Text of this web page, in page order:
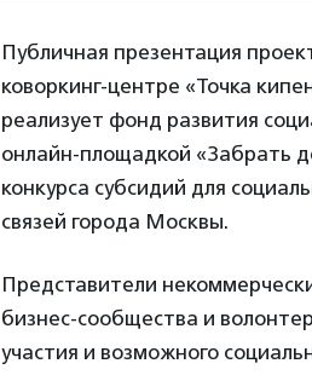
Публичная презентация
коворкинг-центре «Точка
реализует фонд развития
онлайн-площадкой «Забрать
конкурса субсидий для
связей города Москвы.
Представители
бизнес-сообщества и
участия и возможного